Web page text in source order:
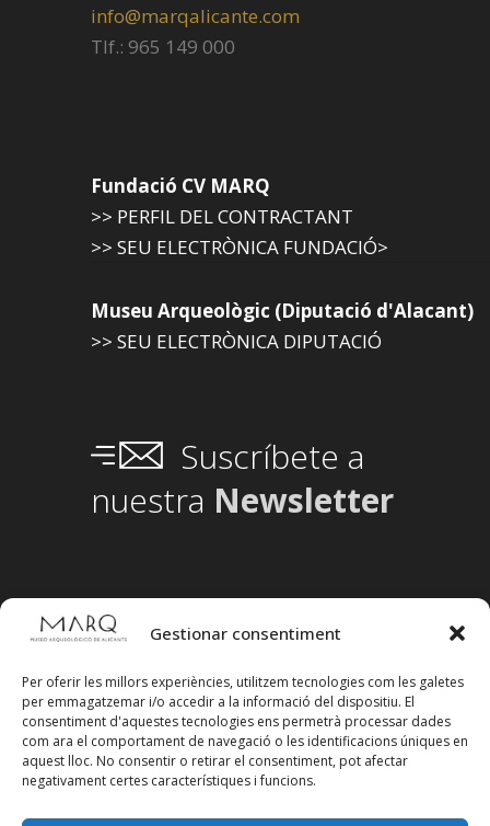
Gestionar consentiment
Per oferir les millors experiències, utilitzem tecnologies com les galetes
per emmagatzemar i/o accedir a la informació del dispositiu. El
consentiment d'aquestes tecnologies ens permetrà processar dades
com ara el comportament de navegació o les identificacions úniques en
aquest lloc. No consentir o retirar el consentiment, pot afectar
negativament certes característiques i funcions.
info@marqalicante.com
Tlf.: 965 149 000
Fundació CV MARQ
>> PERFIL DEL CONTRACTANT
>> SEU ELECTRÒNICA FUNDACIÓ>
Museu Arqueològic (Diputació d'Alacant)
>> SEU ELECTRÒNICA DIPUTACIÓ
Suscríbete a
nuestra Newsletter